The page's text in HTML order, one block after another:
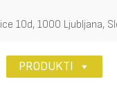
10d, 1000 Ljubljana,
PRODUKTI